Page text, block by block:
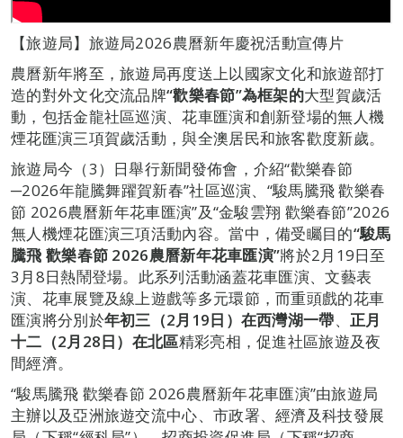
【旅遊局】旅遊局2026農曆新年慶祝活動宣傳片
農曆新年將至，旅遊局再度送上以國家文化和旅遊部打
造的對外文化交流品牌“歡樂春節”為框架的大型賀歲活
動，包括金龍社區巡演、花車匯演和創新登場的無人機
煙花匯演三項賀歲活動，與全澳居民和旅客歡度新歲。
旅遊局今（3）日舉行新聞發佈會，介紹“歡樂春節
─2026年龍騰舞躍賀新春”社區巡演、“駿馬騰飛 歡樂春
節 2026農曆新年花車匯演”及“金駿雲翔 歡樂春節”2026
無人機煙花匯演三項活動內容。當中，備受矚目的“駿馬
騰飛 歡樂春節 2026農曆新年花車匯演”將於2月19日至
3月8日熱鬧登場。此系列活動涵蓋花車匯演、文藝表
演、花車展覽及線上遊戲等多元環節，而重頭戲的花車
匯演將分別於年初三 （2月 19日）在西灣湖一帶、 正月
十二（2月 28日）在北區精彩亮相，促進社區旅遊及夜
間經濟。
“駿馬騰飛 歡樂春節 2026農曆新年花車匯演”由旅遊局
主辦以及亞洲旅遊交流中心、市政署、經濟及科技發展